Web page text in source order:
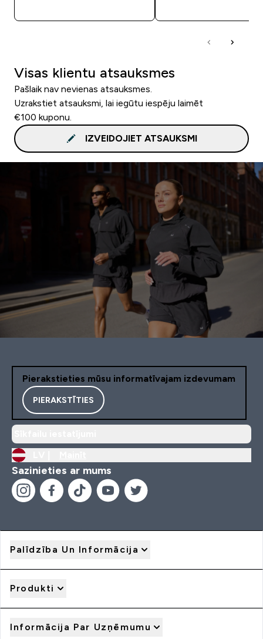
Visas klientu atsauksmes
Pašlaik nav nevienas atsauksmes.
Uzrakstiet atsauksmi, lai iegūtu iespēju laimēt
€100 kuponu.
IZVEIDOJIET ATSAUKSMI
Pierakstieties mūsu informatīvajam izdevumam
PIERAKSTĪTIES
Sazinieties ar mums
Palīdzība Un Informācija
Produkti
Informācija Par Uzņēmumu